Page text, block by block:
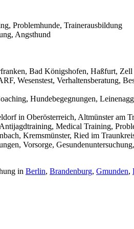
Problemhunde, Trainerausbildung
Angsthund
Bad Königshofen, Haßfurt,
Wesenstest, Verhaltensberatung,
Hundebegegnungen,
in Oberösterreich, Altmünster am
Medical Training,
Kremsmünster, Ried im
Vorsorge,
in Berlin, Brandenburg, Gmunden,